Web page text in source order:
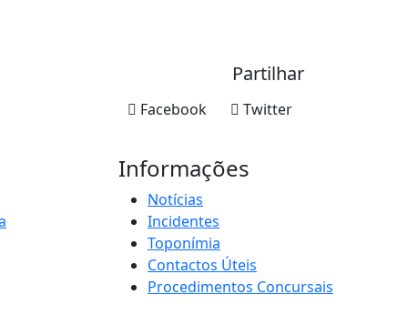
Partilhar
Twitter
Facebook
Informações
Notícias
Incidentes
Toponímia
Contactos Úteis
Procedimentos Concursais